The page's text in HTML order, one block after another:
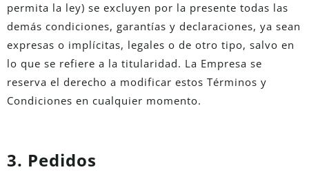
permita la ley) se excluyen por la presente todas las
demás condiciones, garantías y declaraciones, ya sean
expresas o implícitas, legales o de otro tipo, salvo en
lo que se refiere a la titularidad. La Empresa se
reserva el derecho a modificar estos Términos y
Condiciones en cualquier momento.
3. Pedidos